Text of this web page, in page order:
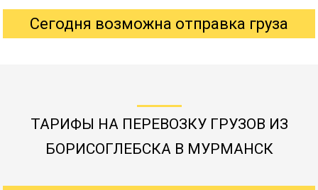
Сегодня возможна отправка груза
ТАРИФЫ НА ПЕРЕВОЗКУ ГРУЗОВ ИЗ
БОРИСОГЛЕБСКА В МУРМАНСК